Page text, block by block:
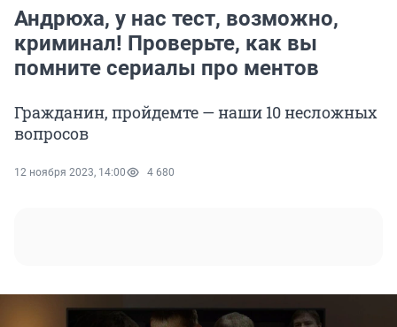
Андрюха, у нас тест, возможно,
криминал! Проверьте, как вы
помните сериалы про ментов
Гражданин, пройдемте — наши 10 несложных
вопросов
12 ноября 2023, 14:00 4 680